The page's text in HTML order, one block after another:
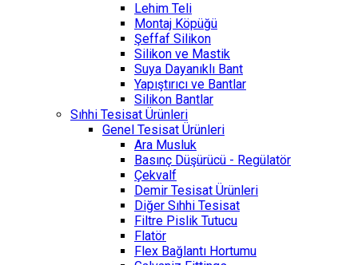
Lehim Teli
Montaj Köpüğü
Şeffaf Silikon
Silikon ve Mastik
Suya Dayanıklı Bant
Yapıştırıcı ve Bantlar
Silikon Bantlar
Sıhhi Tesisat Ürünleri
Genel Tesisat Ürünleri
Ara Musluk
Basınç Düşürücü - Regülatör
Çekvalf
Demir Tesisat Ürünleri
Diğer Sıhhi Tesisat
Filtre Pislik Tutucu
Flatör
Flex Bağlantı Hortumu